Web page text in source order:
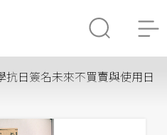
抗日簽名未來不買賣與使用日